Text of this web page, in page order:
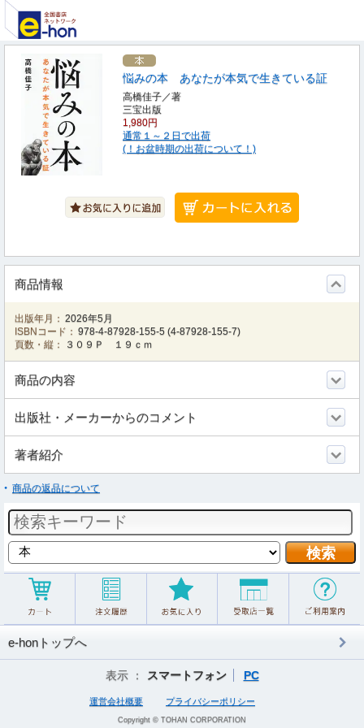
悩みの本 あなたが本気で生きている証
高橋佳子／著
三宝出版
1,980円
通常１～２日で出荷
(！お盆時期の出荷について！)
商品情報
出版年月： 2026年5月
ISBNコード： 978-4-87928-155-5 (4-87928-155-7)
頁数・縦：
３０９Ｐ １９ｃｍ
商品の内容
出版社・メーカーからのコメント
著者紹介
商品の返品について
e-honトップへ
表示 ： スマートフォン PC
運営会社概要 プライバシーポリシー
Copyright © TOHAN CORPORATION